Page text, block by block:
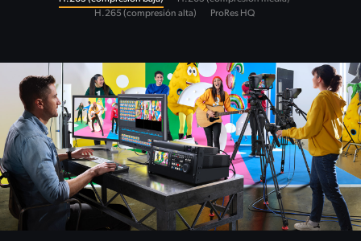
H.265 (compresión alta)
ProRes HQ